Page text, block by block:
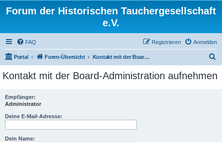
Forum der Historischen Tauchergesellschaft
e.V.
FAQ Anmelden
Registrieren
Portal Foren-Übersicht Kontakt mit der Board-Administration aufnehmen
c
Kontakt mit der Board-Administration aufnehmen
Empfänger:
Administrator
Deine E-Mail-Adresse:
Dein Name: